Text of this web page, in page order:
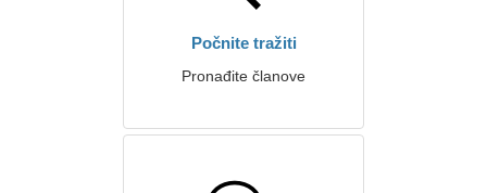
Počnite tražiti
Pronađite članove